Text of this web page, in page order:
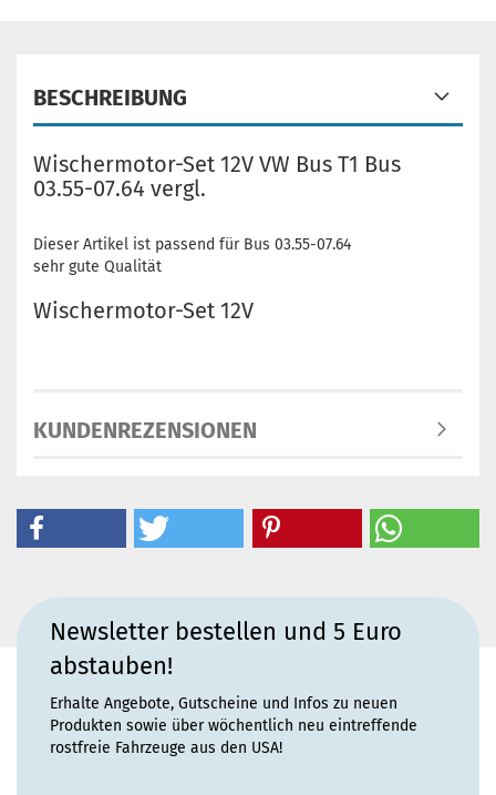
BESCHREIBUNG
Wischermotor-Set 12V VW Bus T1 Bus
03.55-07.64 vergl.
Dieser Artikel ist passend für Bus 03.55-07.64
sehr gute Qualität
Wischermotor-Set 12V
KUNDENREZENSIONEN
Newsletter bestellen und 5 Euro
abstauben!
Erhalte Angebote, Gutscheine und Infos zu neuen
Produkten sowie über wöchentlich neu eintreffende
rostfreie Fahrzeuge aus den USA!